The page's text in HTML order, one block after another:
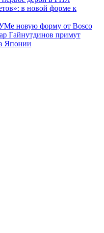
в новой форме к
новую форму от Bosco
Гайнутдинов примут
Японии